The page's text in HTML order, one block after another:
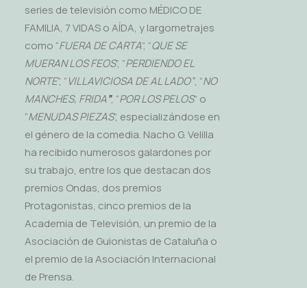
series de televisión como MÉDICO DE
FAMILIA, 7 VIDAS o AÍDA, y largometrajes
como “FUERA DE CARTA”, “QUE SE
MUERAN LOS FEOS”, “PERDIENDO EL
NORTE”, “VILLAVICIOSA DE AL LADO”, “NO
MANCHES, FRIDA”, “POR LOS PELOS” o
“MENUDAS PIEZAS”, especializándose en
el género de la comedia. Nacho G. Velilla
ha recibido numerosos galardones por
su trabajo, entre los que destacan dos
premios Ondas, dos premios
Protagonistas, cinco premios de la
Academia de Televisión, un premio de la
Asociación de Guionistas de Cataluña o
el premio de la Asociación Internacional
de Prensa.